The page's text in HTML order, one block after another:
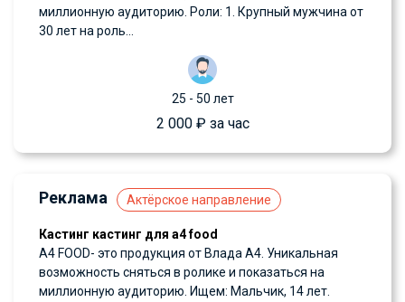
миллионную аудиторию. Роли: 1. Крупный мужчина от
30 лет на роль...
25 - 50 лет
2 000 ₽ за час
Реклама Актёрское направление
Кастинг кастинг для а4 food
А4 FOOD- это продукция от Влада А4. Уникальная
возможность сняться в ролике и показаться на
миллионную аудиторию. Ищем: Мальчик, 14 лет.